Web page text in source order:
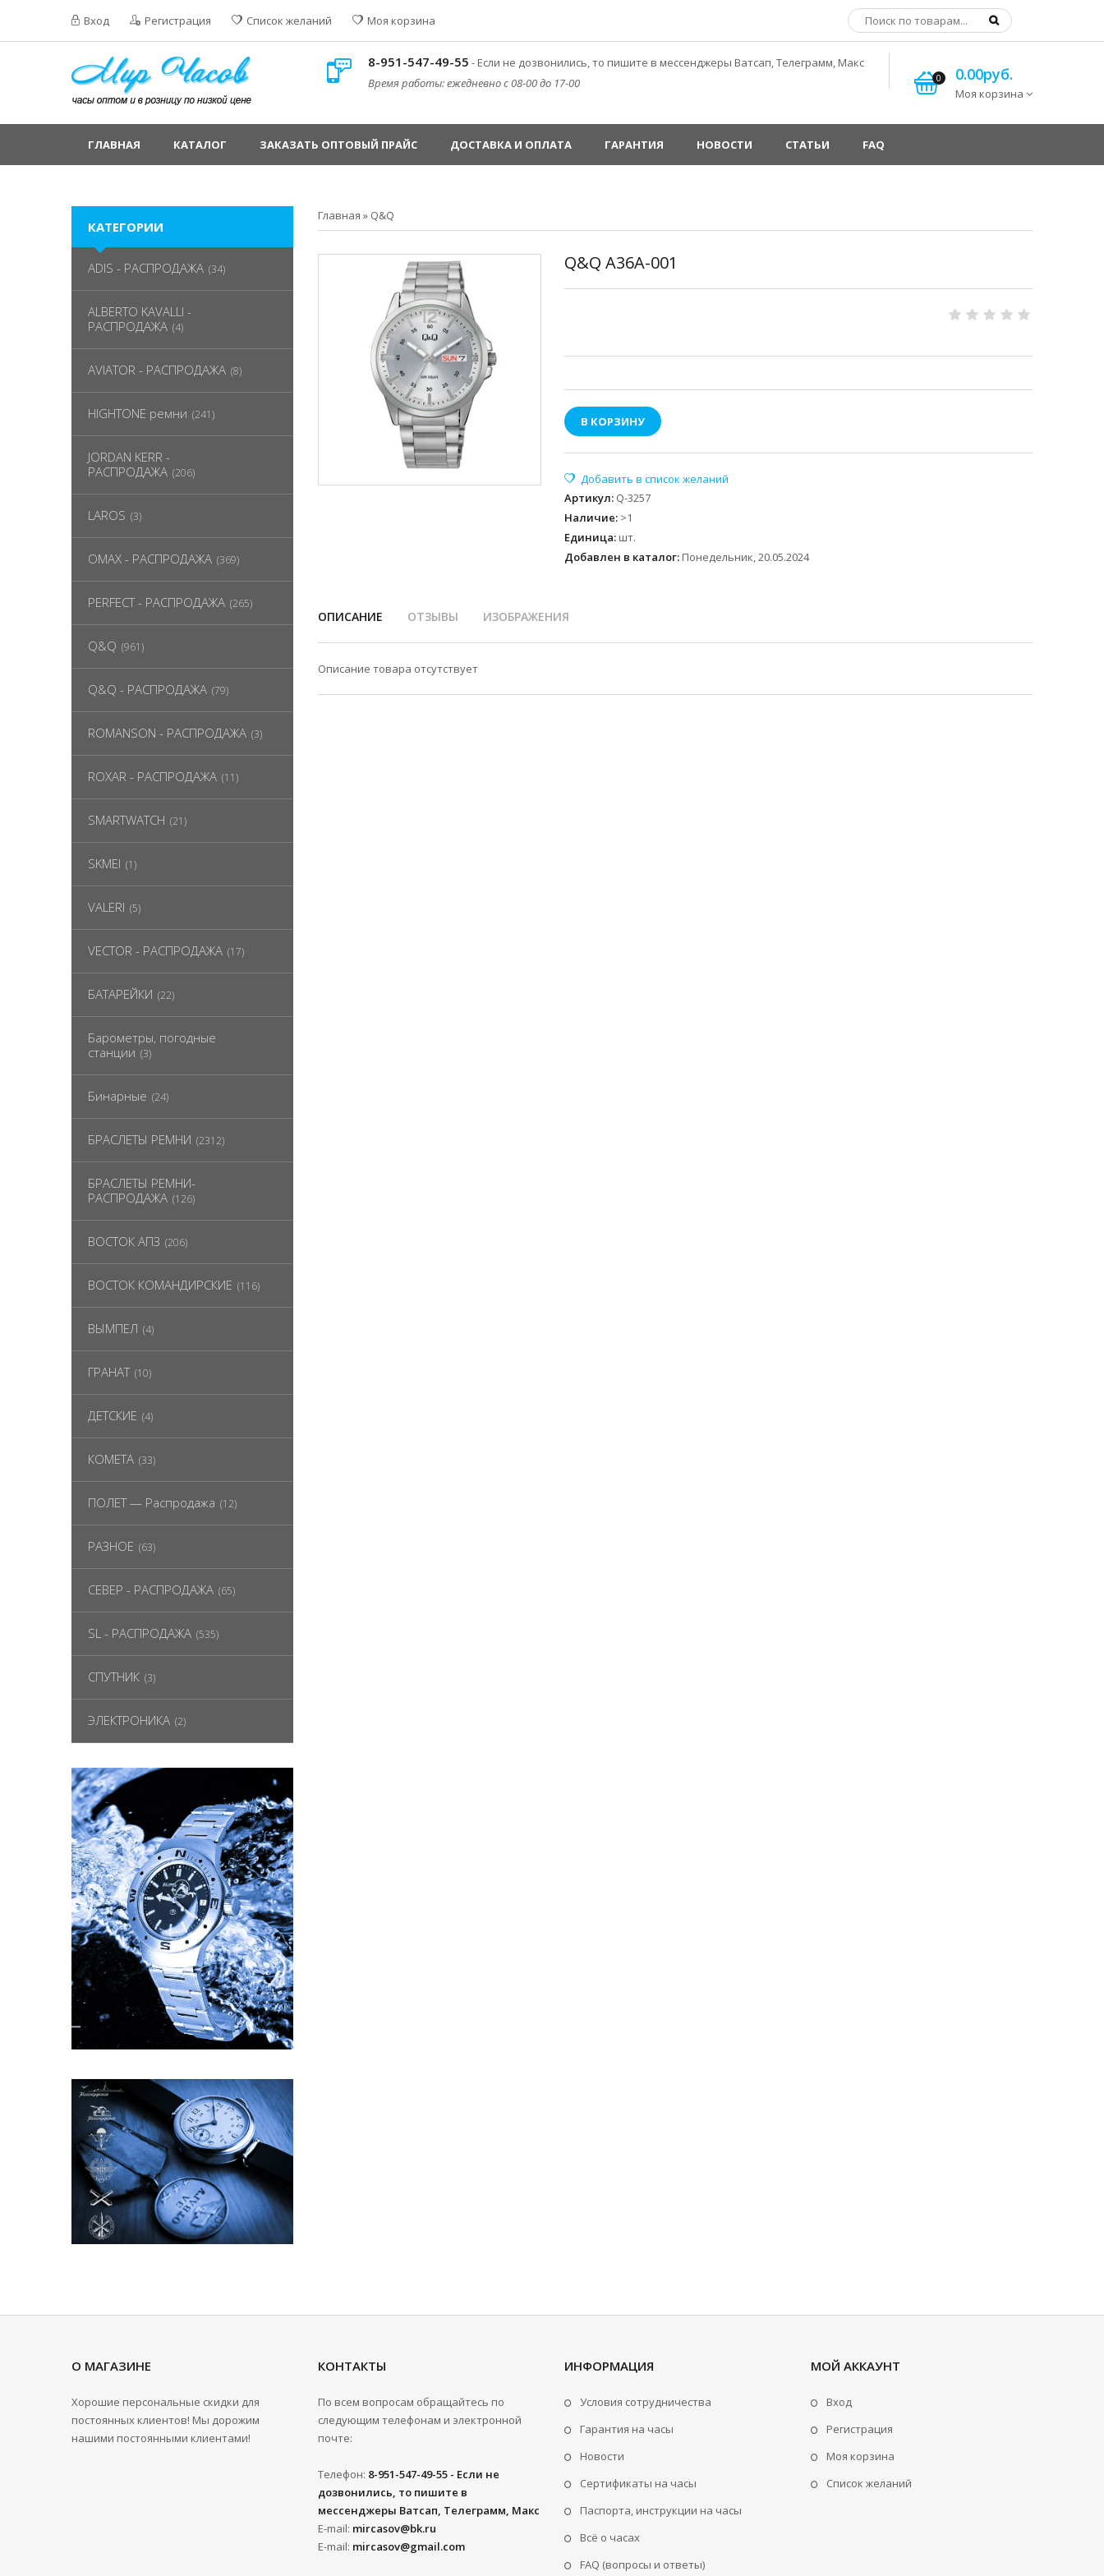
Вход Регистрация Список желаний Моя корзина
8-951-547-49-55 - Если не дозвонились, то пишите в мессенджеры Ватсап, Телеграмм, Макс
Время работы: ежедневно с 08-00 до 17-00
0 0.00руб.
Моя корзина
ГЛАВНАЯ КАТАЛОГ ЗАКАЗАТЬ ОПТОВЫЙ ПРАЙС ДОСТАВКА И ОПЛАТА ГАРАНТИЯ НОВОСТИ СТАТЬИ FAQ
Главная » Q&Q
Q&Q A36A-001
В КОРЗИНУ
Артикул: Q-3257
Наличие: >1
Единица: шт.
Добавлен в каталог: Понедельник, 20.05.2024
ОПИСАНИЕ ОТЗЫВЫ ИЗОБРАЖЕНИЯ
Описание товара отсутствует
КАТЕГОРИИ
ADIS - РАСПРОДАЖА (34)
ALBERTO KAVALLI -
РАСПРОДАЖА (4)
AVIATOR - РАСПРОДАЖА (8)
HIGHTONE ремни (241)
JORDAN KERR -
РАСПРОДАЖА (206)
LAROS (3)
OMAX - РАСПРОДАЖА (369)
PERFECT - РАСПРОДАЖА (265)
Q&Q (961)
Q&Q - РАСПРОДАЖА (79)
ROMANSON - РАСПРОДАЖА (3)
ROXAR - РАСПРОДАЖА (11)
SMARTWATCH (21)
SKMEI (1)
VALERI (5)
VECTOR - РАСПРОДАЖА (17)
БАТАРЕЙКИ (22)
Барометры, погодные
станции (3)
Бинарные (24)
БРАСЛЕТЫ РЕМНИ (2312)
БРАСЛЕТЫ РЕМНИ-
РАСПРОДАЖА (126)
ВОСТОК АПЗ (206)
ВОСТОК КОМАНДИРСКИЕ (116)
ВЫМПЕЛ (4)
ГРАНАТ (10)
ДЕТСКИЕ (4)
КОМЕТА (33)
ПОЛЕТ — Распродажа (12)
РАЗНОЕ (63)
СЕВЕР - РАСПРОДАЖА (65)
SL - РАСПРОДАЖА (535)
СПУТНИК (3)
ЭЛЕКТРОНИКА (2)
О МАГАЗИНЕ
Хорошие персональные скидки для
постоянных клиентов! Мы дорожим
нашими постоянными клиентами!
КОНТАКТЫ
По всем вопросам обращайтесь по
следующим телефонам и электронной
почте:
Телефон: 8-951-547-49-55 - Если не
дозвонились, то пишите в
мессенджеры Ватсап, Телеграмм, Макс
E-mail: mircasov@bk.ru
E-mail: mircasov@gmail.com
ИНФОРМАЦИЯ
Условия сотрудничества
Гарантия на часы
Новости
Сертификаты на часы
Паспорта, инструкции на часы
Всё о часах
FAQ (вопросы и ответы)
МОЙ АККАУНТ
Вход
Регистрация
Моя корзина
Cписок желаний